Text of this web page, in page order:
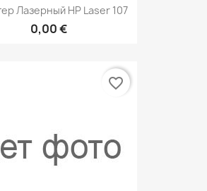
Лазерный HP Laser 107
0,00 €
favorite_border